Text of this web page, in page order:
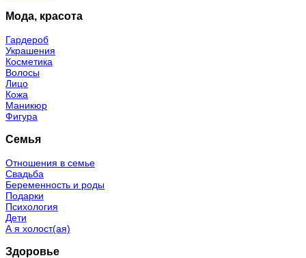
Мода, красота
Гардероб
Украшения
Косметика
Волосы
Лицо
Кожа
Маникюр
Фигура
Семья
Отношения в семье
Свадьба
Беременность и роды
Подарки
Психология
Дети
А я холост(ая)
Здоровье